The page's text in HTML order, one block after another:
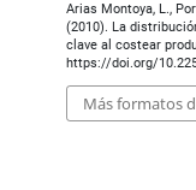
Arias Montoya, L.,
(2010). La
clave al costear
https://doi.org/
Más formatos